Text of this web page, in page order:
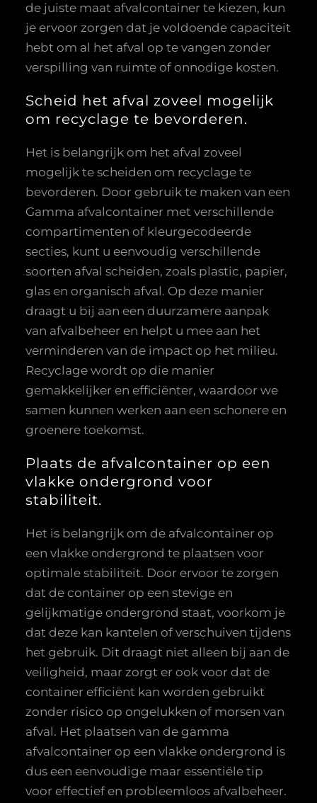
de juiste maat afvalcontainer te kiezen, kun
je ervoor zorgen dat je voldoende capaciteit
hebt om al het afval op te vangen zonder
verspilling van ruimte of onnodige kosten.
Scheid het afval zoveel mogelijk
om recyclage te bevorderen.
Het is belangrijk om het afval zoveel
mogelijk te scheiden om recyclage te
bevorderen. Door gebruik te maken van een
Gamma afvalcontainer met verschillende
compartimenten of kleurgecodeerde
secties, kunt u eenvoudig verschillende
soorten afval scheiden, zoals plastic, papier,
glas en organisch afval. Op deze manier
draagt u bij aan een duurzamere aanpak
van afvalbeheer en helpt u mee aan het
verminderen van de impact op het milieu.
Recyclage wordt op die manier
gemakkelijker en efficiënter, waardoor we
samen kunnen werken aan een schonere en
groenere toekomst.
Plaats de afvalcontainer op een
vlakke ondergrond voor
stabiliteit.
Het is belangrijk om de afvalcontainer op
een vlakke ondergrond te plaatsen voor
optimale stabiliteit. Door ervoor te zorgen
dat de container op een stevige en
gelijkmatige ondergrond staat, voorkom je
dat deze kan kantelen of verschuiven tijdens
het gebruik. Dit draagt niet alleen bij aan de
veiligheid, maar zorgt er ook voor dat de
container efficiënt kan worden gebruikt
zonder risico op ongelukken of morsen van
afval. Het plaatsen van de gamma
afvalcontainer op een vlakke ondergrond is
dus een eenvoudige maar essentiële tip
voor effectief en probleemloos afvalbeheer.